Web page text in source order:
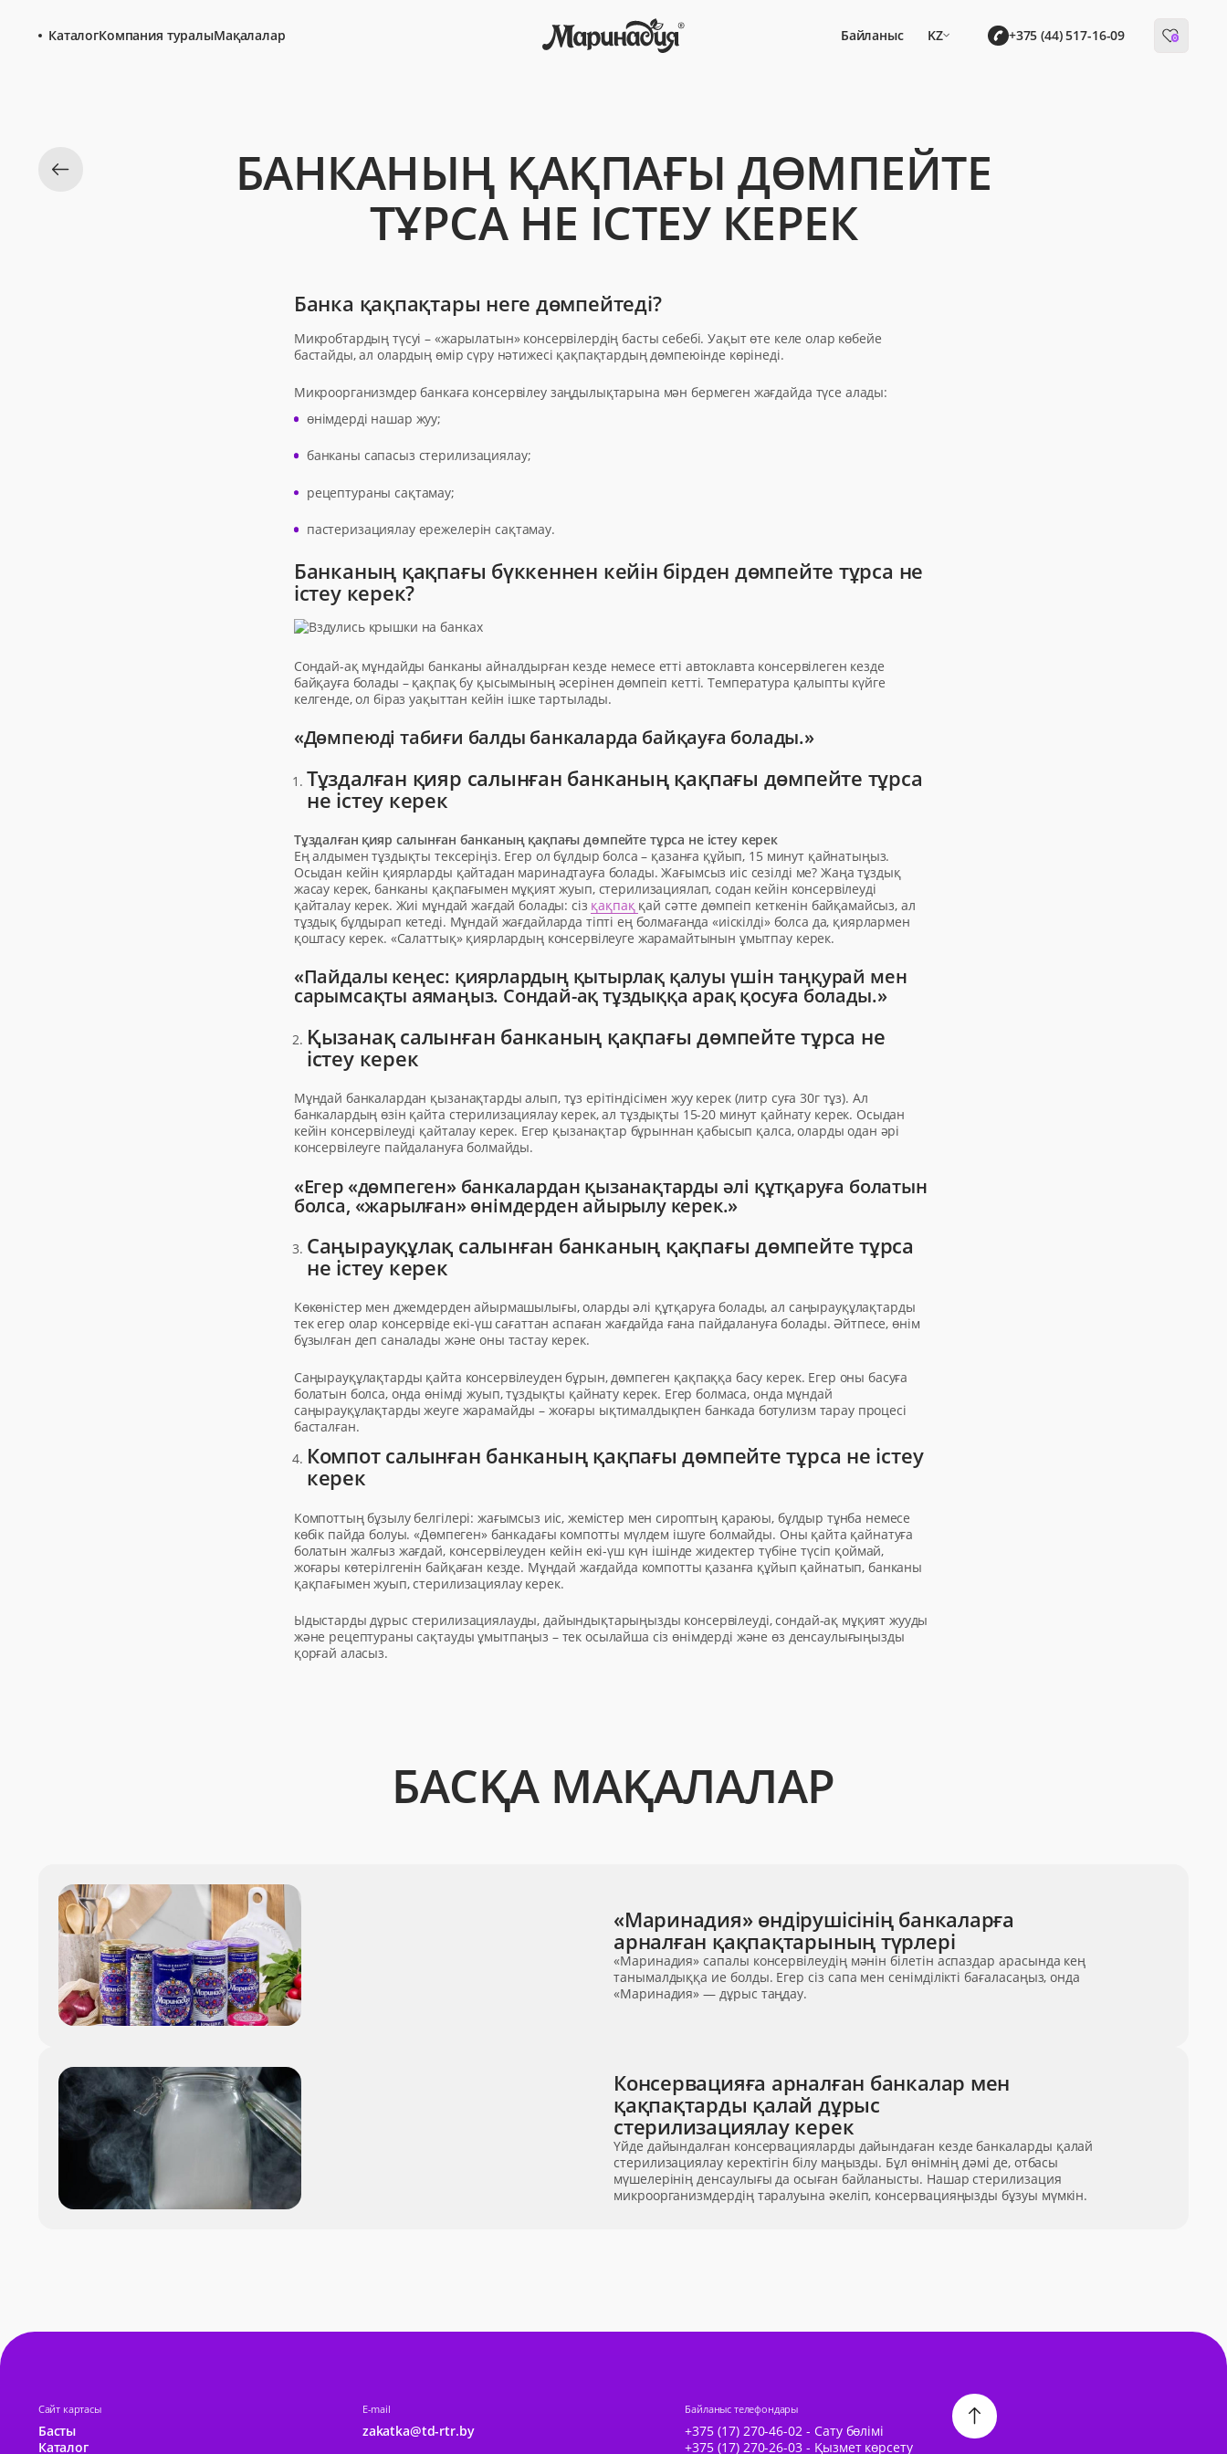
КаталогКомпания туралыМақалалар Байланыс KZ +375 (44) 517-16-09 0
БАНКАНЫҢ ҚАҚПАҒЫ ДӨМПЕЙТЕ
ТҰРСА НЕ ІСТЕУ КЕРЕК
Банка қақпақтары неге дөмпейтеді?
Микробтардың түсуі – «жарылатын» консервілердің басты себебі. Уақыт өте келе олар көбейе
бастайды, ал олардың өмір сүру нәтижесі қақпақтардың дөмпеюінде көрінеді.
Микроорганизмдер банкаға консервілеу заңдылықтарына мән бермеген жағдайда түсе алады:
өнімдерді нашар жуу;
банканы сапасыз стерилизациялау;
рецептураны сақтамау;
пастеризациялау ережелерін сақтамау.
Банканың қақпағы бүккеннен кейін бірден дөмпейте тұрса не
істеу керек?
Сондай-ақ мұндайды банканы айналдырған кезде немесе етті автоклавта консервілеген кезде
байқауға болады – қақпақ бу қысымының әсерінен дөмпеіп кетті. Температура қалыпты күйге
келгенде, ол біраз уақыттан кейін ішке тартылады.
«Дөмпеюді табиғи балды банкаларда байқауға болады.»
Тұздалған қияр салынған банканың қақпағы дөмпейте тұрса
не істеу керек
Тұздалған қияр салынған банканың қақпағы дөмпейте тұрса не істеу керек
Ең алдымен тұздықты тексеріңіз. Егер ол бұлдыр болса – қазанға құйып, 15 минут қайнатыңыз.
Осыдан кейін қиярларды қайтадан маринадтауға болады. Жағымсыз иіс сезілді ме? Жаңа тұздық
жасау керек, банканы қақпағымен мұқият жуып, стерилизациялап, содан кейін консервілеуді
қайталау керек. Жиі мұндай жағдай болады: сіз қақпақ қай сәтте дөмпеіп кеткенін байқамайсыз, ал
тұздық бұлдырап кетеді. Мұндай жағдайларда тіпті ең болмағанда «иіскілді» болса да, қиярлармен
қоштасу керек. «Салаттық» қиярлардың консервілеуге жарамайтынын ұмытпау керек.
«Пайдалы кеңес: қиярлардың қытырлақ қалуы үшін таңқурай мен
сарымсақты аямаңыз. Сондай-ақ тұздыққа арақ қосуға болады.»
Қызанақ салынған банканың қақпағы дөмпейте тұрса не
істеу керек
Мұндай банкалардан қызанақтарды алып, тұз ерітіндісімен жуу керек (литр суға 30г тұз). Ал
банкалардың өзін қайта стерилизациялау керек, ал тұздықты 15-20 минут қайнату керек. Осыдан
кейін консервілеуді қайталау керек. Егер қызанақтар бұрыннан қабысып қалса, оларды одан әрі
консервілеуге пайдалануға болмайды.
«Егер «дөмпеген» банкалардан қызанақтарды әлі құтқаруға болатын
болса, «жарылған» өнімдерден айырылу керек.»
Саңырауқұлақ салынған банканың қақпағы дөмпейте тұрса
не істеу керек
Көкөністер мен джемдерден айырмашылығы, оларды әлі құтқаруға болады, ал саңырауқұлақтарды
тек егер олар консервіде екі-үш сағаттан аспаған жағдайда ғана пайдалануға болады. Әйтпесе, өнім
бұзылған деп саналады және оны тастау керек.
Саңырауқұлақтарды қайта консервілеуден бұрын, дөмпеген қақпаққа басу керек. Егер оны басуға
болатын болса, онда өнімді жуып, тұздықты қайнату керек. Егер болмаса, онда мұндай
саңырауқұлақтарды жеуге жарамайды – жоғары ықтималдықпен банкада ботулизм тарау процесі
басталған.
Компот салынған банканың қақпағы дөмпейте тұрса не істеу
керек
Компоттың бұзылу белгілері: жағымсыз иіс, жемістер мен сироптың қараюы, бұлдыр тұнба немесе
көбік пайда болуы. «Дөмпеген» банкадағы компотты мүлдем ішуге болмайды. Оны қайта қайнатуға
болатын жалғыз жағдай, консервілеуден кейін екі-үш күн ішінде жидектер түбіне түсіп қоймай,
жоғары көтерілгенін байқаған кезде. Мұндай жағдайда компотты қазанға құйып қайнатып, банканы
қақпағымен жуып, стерилизациялау керек.
Ыдыстарды дұрыс стерилизациялауды, дайындықтарыңызды консервілеуді, сондай-ақ мұқият жууды
және рецептураны сақтауды ұмытпаңыз – тек осылайша сіз өнімдерді және өз денсаулығыңызды
қорғай аласыз.
БАСҚА МАҚАЛАЛАР
«Маринадия» өндірушісінің банкаларға
арналған қақпақтарының түрлері
«Маринадия» сапалы консервілеудің мәнін білетін аспаздар арасында кең
танымалдыққа ие болды. Егер сіз сапа мен сенімділікті бағаласаңыз, онда
«Маринадия» — дұрыс таңдау.
Консервацияға арналған банкалар мен
қақпақтарды қалай дұрыс
стерилизациялау керек
Үйде дайындалған консервацияларды дайындаған кезде банкаларды қалай
стерилизациялау керектігін білу маңызды. Бұл өнімнің дәмі де, отбасы
мүшелерінің денсаулығы да осыған байланысты. Нашар стерилизация
микроорганизмдердің таралуына әкеліп, консервацияңызды бұзуы мүмкін.
Сайт картасы
Басты
Каталог
E-mail
zakatka@td-rtr.by
Байланыс телефондары
+375 (17) 270-46-02 - Сату бөлімі
+375 (17) 270-26-03 - Қызмет көрсету